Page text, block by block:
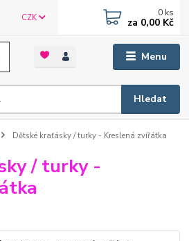
Menu
CZK
Hledat
0 ks
za 0,00 Kč
Dětské kraťásky / turky - Kreslená zvířátka
/ turky -